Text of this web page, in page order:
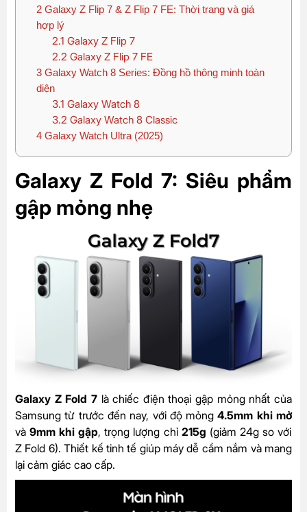
2 Galaxy Z Flip 7 & Z Flip 7 FE: Thời trang và giá
hợp lý
2.1 Galaxy Z Flip 7
2.2 Galaxy Z Flip 7 FE
3 Galaxy Watch 8 Series: Đồng hồ thông minh toàn
diện
3.1 Galaxy Watch 8
3.2 Galaxy Watch 8 Classic
4 Galaxy Watch Ultra (2025)
Galaxy Z Fold 7: Siêu phẩm
gập mỏng nhẹ
Galaxy Z Fold 7là chiếc điện thoại gập mỏng nhất của
Samsung từ trước đến nay, với độ mỏng4.5mm khi mở
và9mm khi gập, trọng lượng chỉ 215g (giảm 24g so với
Z Fold 6). Thiết kế tinh tế giúp máy dễ cầm nắm và mang
lại cảm giác cao cấp.